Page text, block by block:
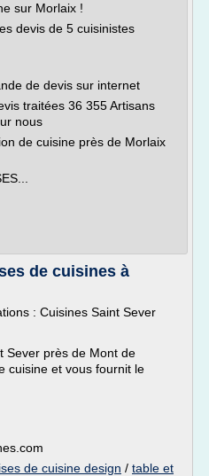
sur Morlaix !
devis de 5 cuisinistes
de devis sur internet
traitées 36 355 Artisans
nous
de cuisine près de Morlaix
de cuisines à
: Cuisines Saint Sever
Sever près de Mont de
cuisine et vous fournit le
de cuisine design / table et